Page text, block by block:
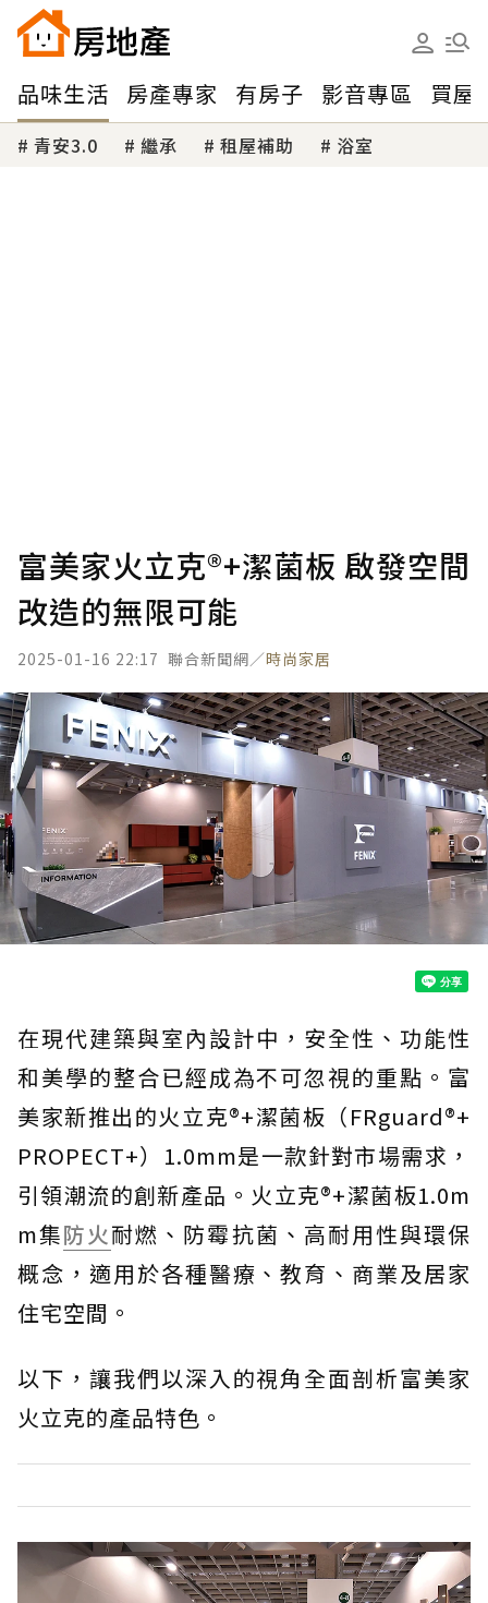
品味生活 房產專家 有房子 影音專區 買屋
青安3.0 繼承 租屋補助 浴室
富美家火立克®+潔菌板 啟發空間
改造的無限可能
2025-01-16 22:17 聯合新聞網／時尚家居
在現代建築與室內設計中，安全性、功能性
和美學的整合已經成為不可忽視的重點。富
美家新推出的火立克®+潔菌板（FRguard®+
PROPECT+）1.0mm是一款針對市場需求，
引領潮流的創新產品。火立克®+潔菌板1.0m
m集防火耐燃、防霉抗菌、高耐用性與環保
概念，適用於各種醫療、教育、商業及居家
住宅空間。
以下，讓我們以深入的視角全面剖析富美家
火立克的產品特色。